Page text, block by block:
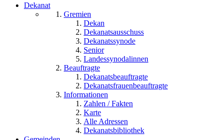
Dekanat
Gremien
Dekan
Dekanatsausschuss
Dekanatssynode
Senior
Landessynodalinnen
Beauftragte
Dekanatsbeauftragte
Dekanatsfrauenbeauftragte
Informationen
Zahlen / Fakten
Karte
Alle Adressen
Dekanatsbibliothek